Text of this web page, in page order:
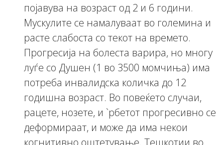
појавува на возраст од 2 и 6 години.
Мускулите се намалуваат во големина и
расте слабоста со текот на времето.
Прогресија на болеста варира, но многу
луѓе со Душен (1 во 3500 момчиња) има
потреба инвалидска количка до 12
годишна возраст. Во повеќето случаи,
рацете, нозете, и `рбетот прогресивно се
деформираат, и може да има некои